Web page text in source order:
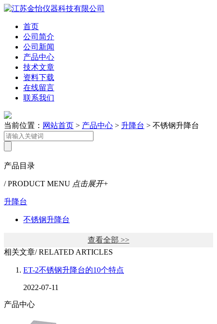
首页
公司简介
公司新闻
产品中心
技术文章
资料下载
在线留言
联系我们
当前位置： 网站首页 > 产品中心 > 升降台 > 不锈钢升降台
产品目录
/ PRODUCT MENU 点击展开+
升降台
不锈钢升降台
查看全部 >>
相关文章/ RELATED ARTICLES
ET-2不锈钢升降台的10个特点
2022-07-11
产品中心